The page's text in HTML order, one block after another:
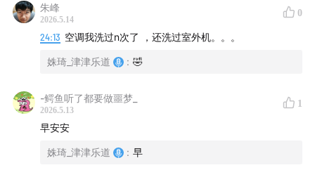
00:11立夏后的“反常”
01:31
03:52被窝里的“雪媚娘”
07:32肩颈保卫战
13:12湿疹与“闷罐效应”
21:55一个爱开窗的主播如何应对家庭内部的“禁开令”
28:34 空调洗刷刷
朱峰
2026.5.14
0
24:13 空调我洗过n次了 ，还洗过室外机。。。
姝琦_津津乐道 : 🤣
-鳄鱼听了都要做噩梦_
2026.5.13
1
早安安
姝琦_津津乐道 : 早